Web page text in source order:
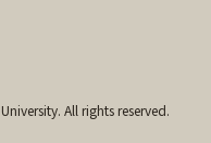
All rights reserved.